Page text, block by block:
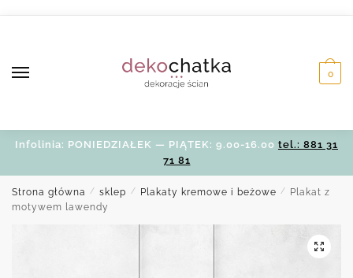
0
Infolinia: PONIEDZIAŁEK — PIĄTEK: 9.00-16.00 tel.: 881 31
71 81
Strona główna / sklep / Plakaty kremowe i beżowe /
Plakat z
motywem lawendy